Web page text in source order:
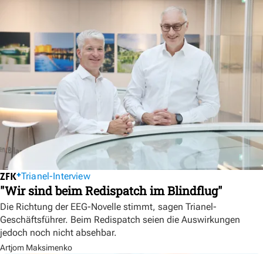
Trianel-Interview
"Wir sind beim Redispatch im Blindflug"
Die Richtung der EEG-Novelle stimmt, sagen Trianel-
Geschäftsführer. Beim Redispatch seien die Auswirkungen
jedoch noch nicht absehbar.
Artjom Maksimenko